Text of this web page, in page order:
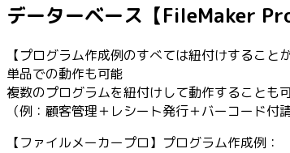
データーベース【FileMaker
【プログラム作成例のすべては紐付けすること
単品での動作も可能
複数のプログラムを紐付けして動作することも可
（例：顧客管理＋レシート発行＋バーコード付
【ファイルメーカープロ】プログラム作成例：